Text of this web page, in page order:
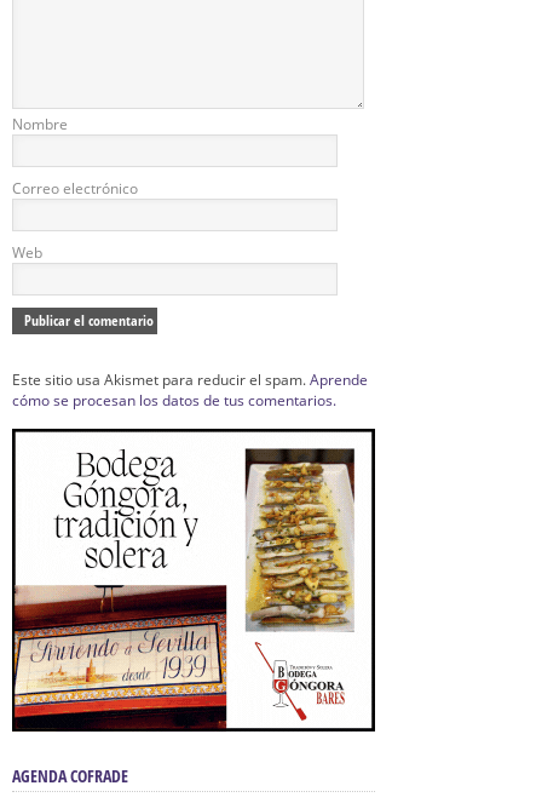
Nombre
Correo electrónico
Web
Este sitio usa Akismet para reducir el spam.Aprende
cómo se procesan los datos de tus comentarios.
AGENDA COFRADE